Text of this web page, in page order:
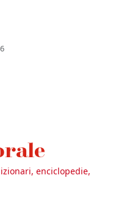
enciclopedie,